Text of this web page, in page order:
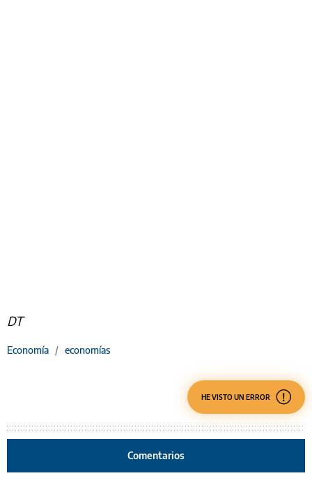
DT
Economía / economías
HE VISTO UN ERROR
Comentarios